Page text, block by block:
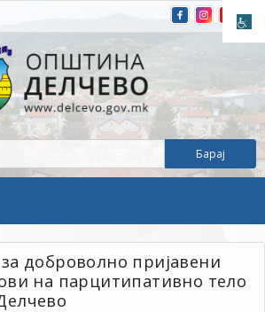
доброволно пријавени
на парцитипативно тело